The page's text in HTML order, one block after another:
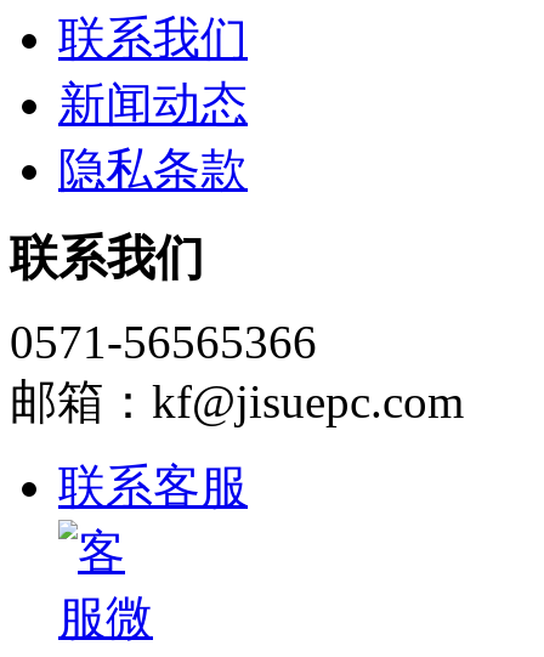
联系我们
新闻动态
隐私条款
联系我们
0571-56565366
邮箱：kf@jisuepc.com
联系客服